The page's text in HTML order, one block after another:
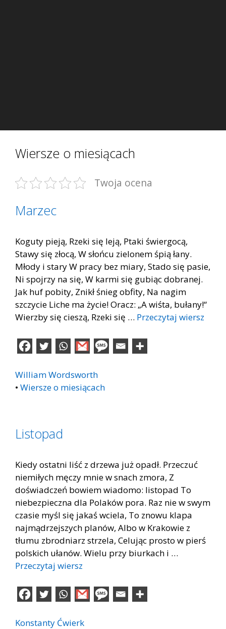
Wiersze o miesiącach
Twoja ocena
Marzec
Koguty pieją, Rzeki się leją, Ptaki świergocą,
Stawy się złocą, W słońcu zielonem śpią łany.
Młody i stary W pracy bez miary, Stado się pasie,
Ni spojrzy na się, W karmi się gubiąc dobranej.
Jak huf pobity, Znikł śnieg obfity, Na nagim
szczycie Liche ma życie! Oracz: „A wiśta, bułany!“
Wierzby się cieszą, Rzeki się … Przeczytaj wiersz
William Wordsworth
• Wiersze o miesiącach
Listopad
Kiedy ostatni liść z drzewa już opadł. Przeczuć
niemiłych męczy mnie w snach zmora, Z
doświadczeń bowiem wiadomo: listopad To
niebezpieczna dla Polaków pora. Raz nie w swym
czasie myśl się jakaś wciela, To znowu klapa
najmądrzejszych planów, Albo w Krakowie z
tłumu zbrodniarz strzela, Celując prosto w pierś
polskich ułanów. Wielu przy biurkach i …
Przeczytaj wiersz
Konstanty Ćwierk